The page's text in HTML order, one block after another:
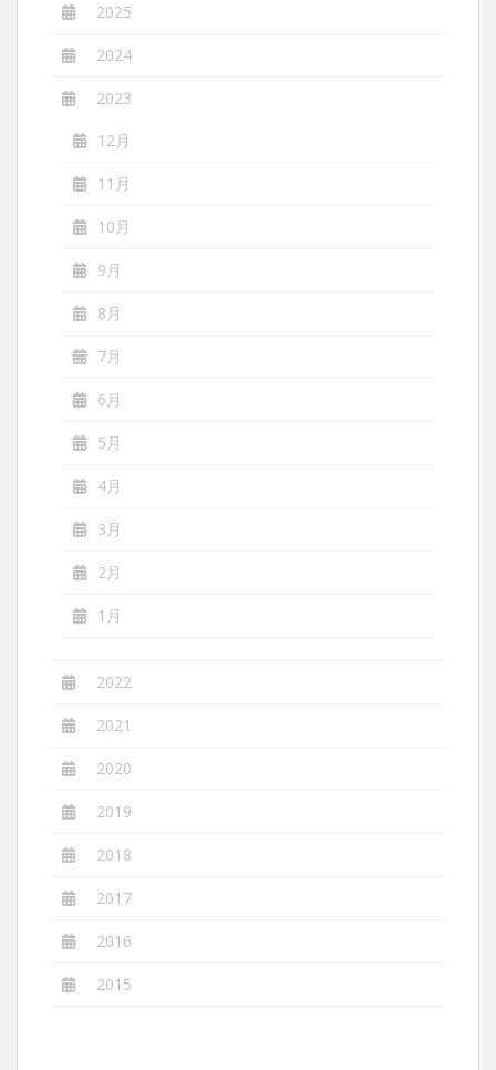
2025
2024
2023
12月
11月
10月
9月
8月
7月
6月
5月
4月
3月
2月
1月
2022
2021
2020
2019
2018
2017
2016
2015